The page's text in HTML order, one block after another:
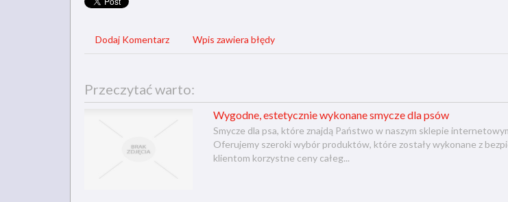
Dodaj Komentarz Wpis zawiera błędy
Przeczytać warto:
Wygodne, estetycznie wykonane smycze dla psów
Smycze dla psa, które znajdą Państwo w naszym sklepie
Oferujemy szeroki wybór produktów, które zostały wykonane z
klientom korzystne ceny całeg...